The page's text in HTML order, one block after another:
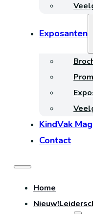
Exposanten
KindVak
Contact
Home
Nieuw!